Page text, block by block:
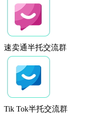
速卖通半托交流群
Tik Tok半托交流群